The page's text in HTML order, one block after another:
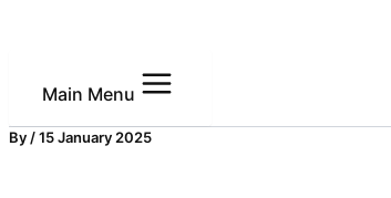
Main Menu
By /15 January 2025